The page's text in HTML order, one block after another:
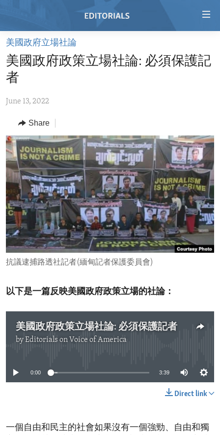
Skip
main
content
to
Navigation
Skip
to
Search
HOME
VIDEO
REGIONS
AFRICA
AMERICAS
ASIA
EUROPE
MIDDLE EAST
TOPICS
HUMAN RIGHTS
SECURITY AND DEFENSE
AID AND DEVELOPMENT
DEMOCRACY AND GOVERNANCE
ECONOMY AND TRADE
ENVIRONMENT AND HEALTH
IDEALS AND INSTITUTIONS
ARCHIVE
ABOUT US
FOLLOW US
美國政府立場社論
美國政府政策立場社論: 必須保護記
者
June 13, 2022
Share
抗議逮捕路透社記者(緬甸記者保護委員會)
以下是一篇反映美國政府政策立場的社論：
美國政府政策立場社論: 必須保護記者
byEditorials on Voice of America
0:00 3:39
Direct link
一個自由和民主的社會如果沒有一個強勁、自由和獨